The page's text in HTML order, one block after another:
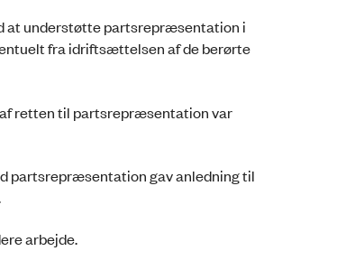
at understøtte partsrepræsentation i
fra idriftsættelsen af de berørte
retten til partsrepræsentation var
partsrepræsentation gav anledning til
arbejde.